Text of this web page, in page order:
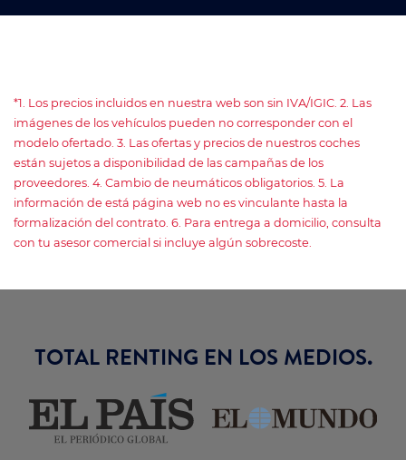
*1. Los precios incluidos en nuestra web son sin IVA/IGIC. 2. Las
imágenes de los vehículos pueden no corresponder con el
modelo ofertado. 3. Las ofertas y precios de nuestros coches
están sujetos a disponibilidad de las campañas de los
proveedores. 4. Cambio de neumáticos obligatorios. 5. La
información de está página web no es vinculante hasta la
formalización del contrato. 6. Para entrega a domicilio, consulta
con tu asesor comercial si incluye algún sobrecoste.
TOTAL RENTING EN LOS MEDIOS.